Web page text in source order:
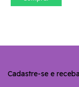
Cadastre-se e